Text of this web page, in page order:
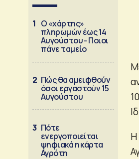
1 Ο «χάρτης»
πληρωμών έως 14
Αυγούστου - Ποιοι
πάνε ταμείο
2 Πώς θα αμειφθούν
όσοι εργαστούν 15
Αυγούστου
3 Πότε
ενεργοποιείται
ψηφιακά η κάρτα
Αγρότη
Η